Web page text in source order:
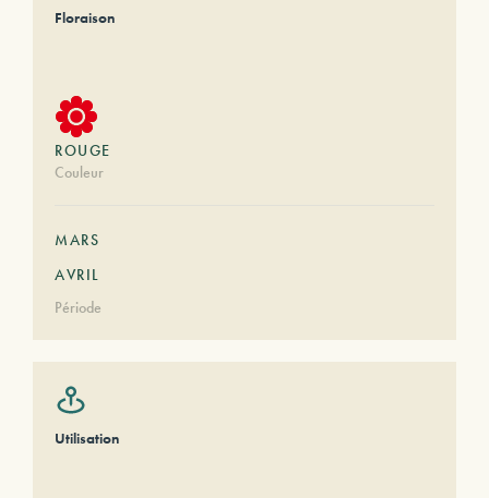
Floraison
ROUGE
Couleur
MARS
AVRIL
Période
Utilisation